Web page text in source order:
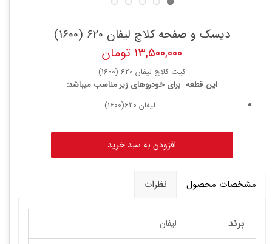
دیسک و صفحه کلاچ لیفان 620 (1600)
۱۳,۵۰۰,۰۰۰ تومان
کیت کلاچ لیفان 620 (1600)
این قطعه برای خودروهای زیر مناسب میباشد:
لیفان 620(1600)
افزودن به سبد خرید
مشخصات محصول نظرات
برند لیفان